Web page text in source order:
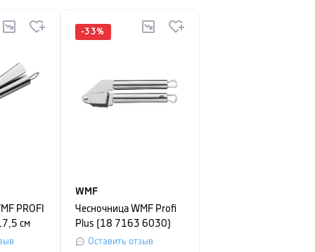
PROFI
см
-33%
WMF
Чесночница WMF Profi
Plus (18 7163 6030)
Оставить отзыв